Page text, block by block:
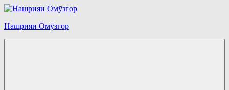
Перейти
содержимому
Нашрияи Омӯзгор